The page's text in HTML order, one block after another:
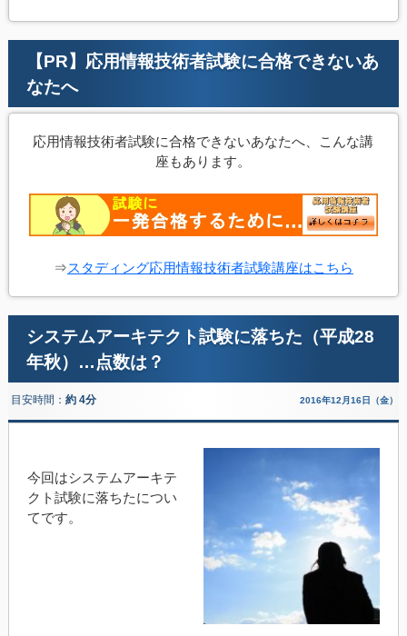
【PR】応用情報技術者試験に合格できないあ
なたへ
応用情報技術者試験に合格できないあなたへ、こんな講
座もあります。
⇒スタディング応用情報技術者試験講座はこちら
システムアーキテクト試験に落ちた（平成28
年秋）…点数は？
目安時間： 約 4分 2016年12月16日（金）
今回はシステムアーキテ
クト試験に落ちたについ
てです。